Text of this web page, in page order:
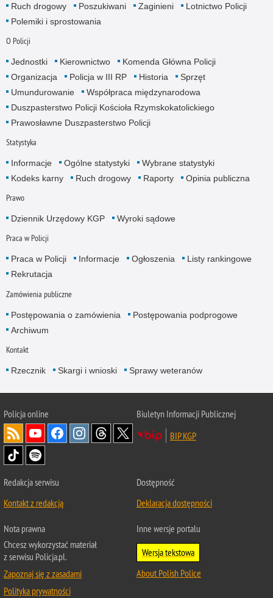
Ruch drogowy
Poszukiwani Zaginieni
Lotnictwo Policji
Polemiki i sprostowania
O Policji
Jednostki Kierownictwo
Komenda Główna Policji
Organizacja
Policja w III RP Historia
Sprzęt
Umundurowanie
Współpraca międzynarodowa
Duszpasterstwo Policji Kościoła Rzymskokatolickiego
Prawosławne Duszpasterstwo Policji
Statystyka
Informacje Ogólne statystyki
Wybrane statystyki
Kodeks karny
Ruch drogowy Raporty Opinia publiczna
Prawo
Dziennik Urzędowy KGP Wyroki sądowe
Praca w Policji
Praca w Policji Informacje Ogłoszenia
Listy rankingowe
Rekrutacja
Zamówienia publiczne
Postępowania o zamówienia
Postępowania podprogowe
Archiwum
Kontakt
Rzecznik Skargi i wnioski Sprawy weteranów
Policjaonline
Biuletyn Informacji Publicznej
BIP KGP
Redakcja serwisu
Kontakt z redakcją
Dostępność
Deklaracja dostępności
Nota prawna
Chcesz wykorzystać materiał
z serwisu Policja.pl.
Zapoznaj się z zasadami
Polityka prywatności
Inne wersje portalu
Wersja tekstowa
About Polish Police